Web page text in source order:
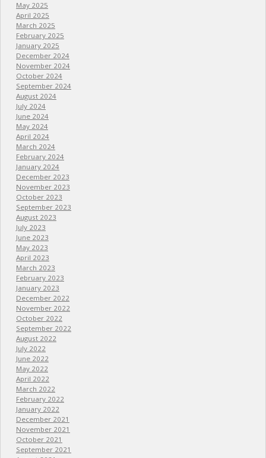
May 2025
April 2025
March 2025
February 2025
January 2025
December 2024
November 2024
October 2024
September 2024
August 2024
July 2024
June 2024
May 2024
April 2024
March 2024
February 2024
January 2024
December 2023
November 2023
October 2023
September 2023
August 2023
July 2023
June 2023
May 2023
April 2023
March 2023
February 2023
January 2023
December 2022
November 2022
October 2022
September 2022
August 2022
July 2022
June 2022
May 2022
April 2022
March 2022
February 2022
January 2022
December 2021
November 2021
October 2021
September 2021